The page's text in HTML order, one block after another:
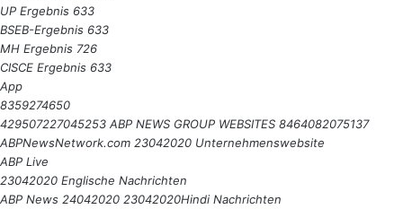
UP Ergebnis 633
BSEB-Ergebnis 633
MH Ergebnis 726
CISCE Ergebnis 633
App
8359274650
429507227045253 ABP NEWS GROUP WEBSITES 8464082075137
ABPNewsNetwork.com 23042020 Unternehmenswebsite
ABP Live
23042020 Englische Nachrichten
ABP News 24042020 23042020Hindi Nachrichten